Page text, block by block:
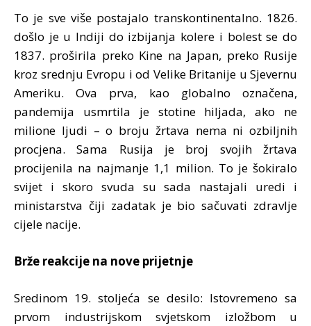
To je sve više postajalo transkontinentalno. 1826.
došlo je u Indiji do izbijanja kolere i bolest se do
1837. proširila preko Kine na Japan, preko Rusije
kroz srednju Evropu i od Velike Britanije u Sjevernu
Ameriku. Ova prva, kao globalno označena,
pandemija usmrtila je stotine hiljada, ako ne
milione ljudi – o broju žrtava nema ni ozbiljnih
procjena. Sama Rusija je broj svojih žrtava
procijenila na najmanje 1,1 milion. To je šokiralo
svijet i skoro svuda su sada nastajali uredi i
ministarstva čiji zadatak je bio sačuvati zdravlje
cijele nacije.
Brže reakcije na nove prijetnje
Sredinom 19. stoljeća se desilo: Istovremeno sa
prvom industrijskom svjetskom izložbom u